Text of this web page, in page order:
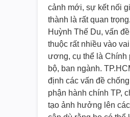
cảnh mới, sự kết nối
thành là rất quan
Huỳnh Thế Du, vấn
thuộc rất nhiều vào
ương, cụ thể là Chính
bộ, ban ngành.
định các vấn đề
phận hành chính TP,
tạo ảnh hưởng lên